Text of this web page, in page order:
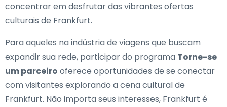
concentrar em desfrutar das vibrantes ofertas
culturais de Frankfurt.
Para aqueles na indústria de viagens que buscam
expandir sua rede, participar do programa Torne-se
um parceiro oferece oportunidades de se conectar
com visitantes explorando a cena cultural de
Frankfurt. Não importa seus interesses, Frankfurt é